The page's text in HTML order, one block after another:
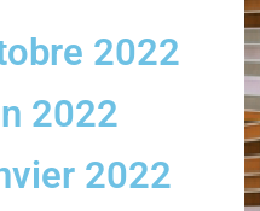
2022
2022
2022